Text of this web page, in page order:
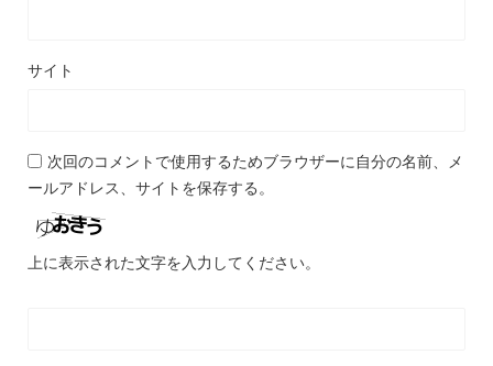
サイト
次回のコメントで使用するためブラウザーに自分の名前、メ
ールアドレス、サイトを保存する。
上に表示された文字を入力してください。